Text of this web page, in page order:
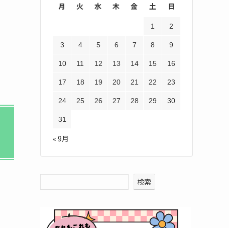
月 火 水 木 金 土 日
1 2
3 4 5 6 7 8 9
10 11 12 13 14 15 16
17 18 19 20 21 22 23
24 25 26 27 28 29 30
31
« 9月
検索